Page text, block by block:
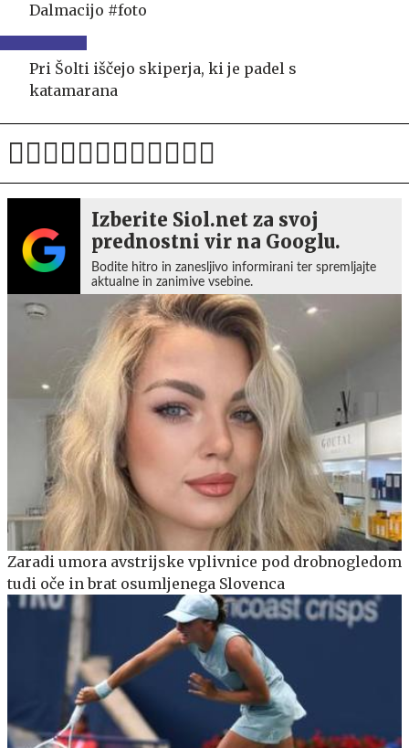
Dalmacijo #foto
Pri Šolti iščejo skiperja, ki je padel s
katamarana
Izberite Siol.net za svoj
prednostni vir na Googlu.
Bodite hitro in zanesljivo informirani ter spremljajte
aktualne in zanimive vsebine.
Zaradi umora avstrijske vplivnice pod drobnogledom
tudi oče in brat osumljenega Slovenca